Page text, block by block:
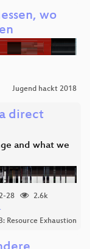
wo
Jugend hackt 2018
direct
and what we
28
2.6k
Resource Exhaustion